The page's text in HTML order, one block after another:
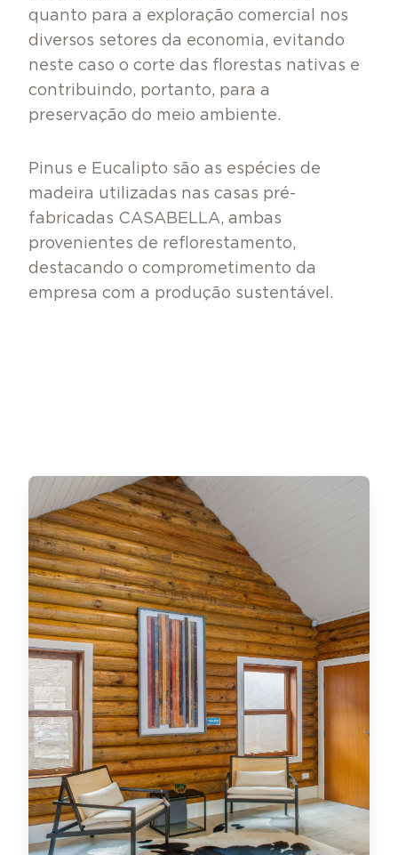
quanto para a exploração comercial nos
diversos setores da economia, evitando
neste caso o corte das florestas nativas e
contribuindo, portanto, para a
preservação do meio ambiente.
Pinus e Eucalipto são as espécies de
madeira utilizadas nas casas pré-
fabricadas CASABELLA, ambas
provenientes de reflorestamento,
destacando o comprometimento da
empresa com a produção sustentável.